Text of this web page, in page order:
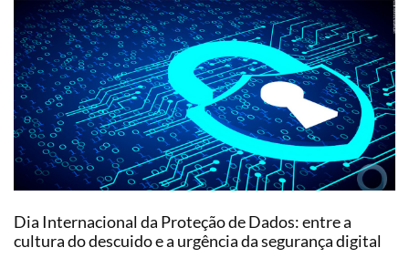
Dia Internacional da Proteção de Dados: entre a
cultura do descuido e a urgência da segurança digital